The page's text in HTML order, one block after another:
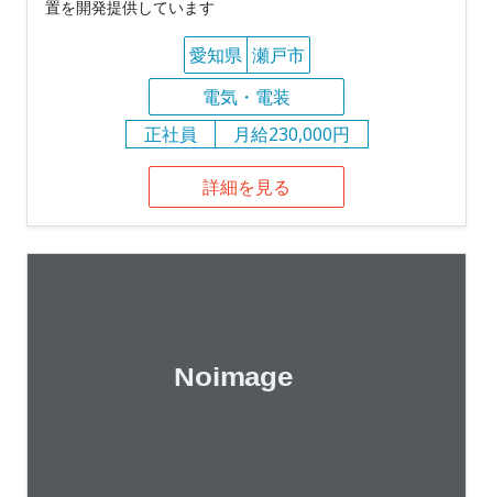
置を開発提供しています
愛知県 瀬戸市
電気・電装
正社員
月給230,000円
詳細を見る